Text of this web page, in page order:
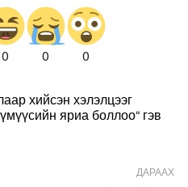
0 0 0
хийсэн хэлэлцээг
яриа боллоо“ гэв
ДАРААХ